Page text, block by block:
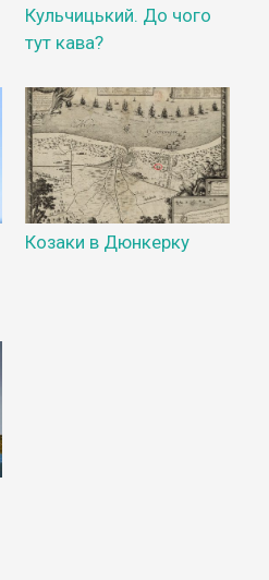
Кульчицький. До чого
тут кава?
Козаки в Дюнкерку